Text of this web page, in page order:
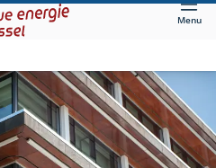
Menu